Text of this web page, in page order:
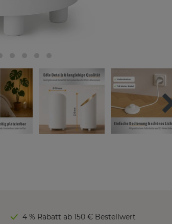
4 % Rabatt ab 150 € Bestellwert